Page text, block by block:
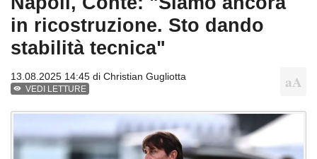
in ricostruzione. Sto dando
stabilità tecnica"
13.08.2025 14:45 di Christian Gugliotta
VEDI LETTURE